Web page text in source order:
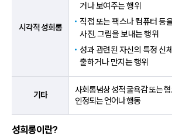
시각적 성희롱
거나 보여주는 행위
직접 또는 팩스나 컴퓨터 등
사진, 그림을 보내는 행위
성과 관련된 자신의 특정 신
출하거나 만지는 행위
기타
사회통념상 성적 굴욕감 또는
인정되는 언어나 행동
성희롱이란?